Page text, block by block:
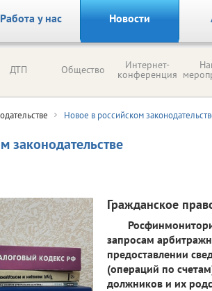
Работа у нас Новости
ДТП Общество Интернет-
конференция
Новое в российском
законодательстве
Гражданское
запросам
предоставлении
(операций по
должников и их